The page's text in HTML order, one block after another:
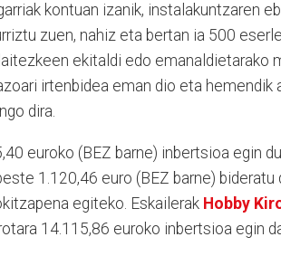
kontuan izanik, instalakuntzaren
zuen, nahiz eta bertan ia 500
ekitaldi edo emanaldietarako
irtenbidea eman dio eta hemendik
dira.
euroko (BEZ barne) inbertsioa egin
1.120,46 euro (BEZ barne)
egiteko. Eskailerak Hobby
14.115,86 euroko inbertsioa egin